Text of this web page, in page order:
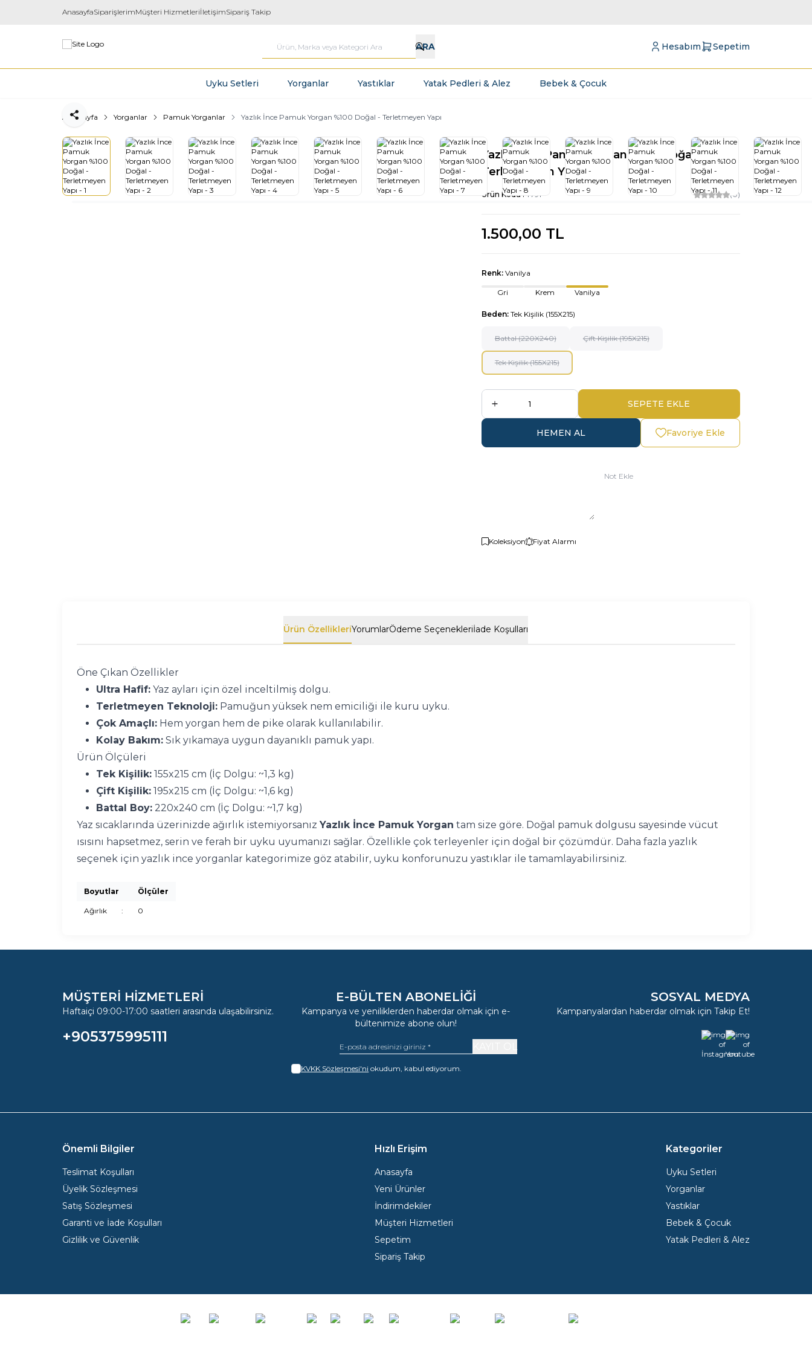
AnasayfaSiparişlerimMüşteri HizmetleriİletişimSipariş Takip
ARA Hesabım Sepetim
Uyku Setleri Yorganlar Yastıklar Yatak Pedleri & Alez Bebek & Çocuk
Ana Sayfa Yorganlar Pamuk Yorganlar Yazlık İnce Pamuk Yorgan %100 Doğal - Terletmeyen Yapı
Paylaş
Yazlık İnce Pamuk Yorgan %100 Doğal -
Terletmeyen Yapı
Ürün Kodu :T791 (0)
1.500,00 TL
Renk: Vanilya
Gri Krem Vanilya
Beden: Tek Kişilik (155X215)
Battal (220X240) Çift Kişilik (195X215)
Tek Kişilik (155X215)
SEPETE EKLE
HEMEN AL Favoriye Ekle
Not Ekle
Koleksiyon Fiyat Alarmı
Ürün ÖzellikleriYorumlarÖdeme Seçenekleriİade Koşulları
Öne Çıkan Özellikler
Ultra Hafif: Yaz ayları için özel inceltilmiş dolgu.
Terletmeyen Teknoloji: Pamuğun yüksek nem emiciliği ile kuru uyku.
Çok Amaçlı: Hem yorgan hem de pike olarak kullanılabilir.
Kolay Bakım: Sık yıkamaya uygun dayanıklı pamuk yapı.
Ürün Ölçüleri
Tek Kişilik: 155x215 cm (İç Dolgu: ~1,3 kg)
Çift Kişilik: 195x215 cm (İç Dolgu: ~1,6 kg)
Battal Boy: 220x240 cm (İç Dolgu: ~1,7 kg)
Yaz sıcaklarında üzerinizde ağırlık istemiyorsanız Yazlık İnce Pamuk Yorgan tam size göre. Doğal pamuk dolgusu sayesinde vücut
ısısını hapsetmez, serin ve ferah bir uyku uyumanızı sağlar. Özellikle çok terleyenler için doğal bir çözümdür. Daha fazla yazlık
seçenek için yazlık ince yorganlar kategorimize göz atabilir, uyku konforunuzu yastıklar ile tamamlayabilirsiniz.
Boyutlar Ölçüler
Ağırlık : 0
MÜŞTERİ HİZMETLERİ
Haftaiçi 09:00-17:00 saatleri arasında ulaşabilirsiniz.
+905375995111
E-BÜLTEN ABONELIĞI
Kampanya ve yeniliklerden haberdar olmak için e-
bültenimize abone olun!
KVKK Sözleşmesi'ni okudum, kabul ediyorum.
SOSYAL MEDYA
Kampanyalardan haberdar olmak için Takip Et!
İnstagram
Youtube
Önemli Bilgiler
Teslimat Koşulları
Üyelik Sözleşmesi
Satış Sözleşmesi
Garanti ve İade Koşulları
Gizlilik ve Güvenlik
Hızlı Erişim
Anasayfa
Yeni Ürünler
İndirimdekiler
Müşteri Hizmetleri
Sepetim
Sipariş Takip
Kategoriler
Uyku Setleri
Yorganlar
Yastıklar
Bebek & Çocuk
Yatak Pedleri & Alez